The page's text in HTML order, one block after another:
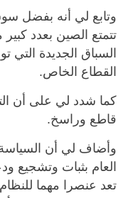
وتابع لي أنه بفضل
تتمتع الصين بعدد
السباق الجديدة التي
القطاع الخاص.
كما شدد لي على أن
قاطع وراسخ.
وأضاف لي أن السياسة
العام بثبات وتشجيع
تعد عنصرا مهما